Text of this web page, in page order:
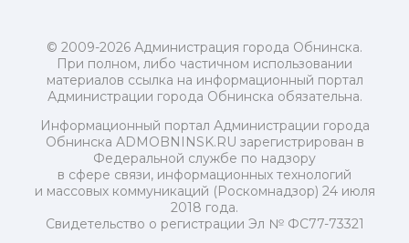
© 2009-2026 Администрация города Обнинска.
При полном, либо частичном использовании
материалов ссылка на информационный портал
Администрации города Обнинска обязательна.
Информационный портал Администрации города
Обнинска ADMOBNINSK.RU зарегистрирован в
Федеральной службе по надзору
в сфере связи, информационных технологий
и массовых коммуникаций (Роскомнадзор) 24 июля
2018 года.
Свидетельство о регистрации Эл № ФС77-73321